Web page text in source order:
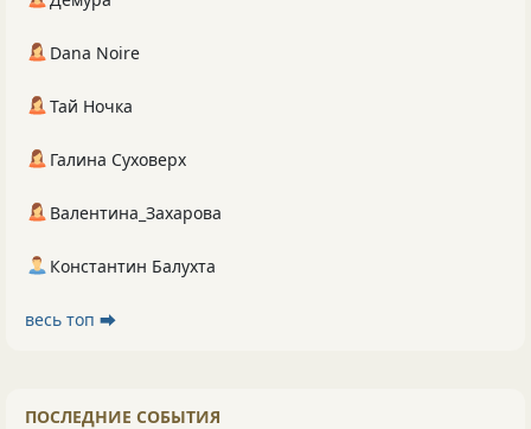
Dana Noire
Тай Ночка
Галина Суховерх
Валентина_Захарова
Константин Балухта
весь топ ⮕
ПОСЛЕДНИЕ СОБЫТИЯ